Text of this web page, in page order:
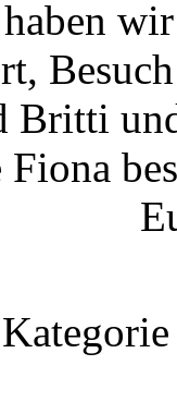
Britti
Fiona